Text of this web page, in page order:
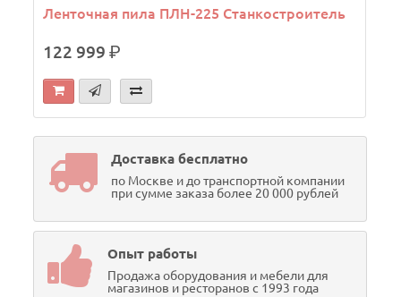
Ленточная пила ПЛН-225 Станкостроитель
122 999р.
Доставка бесплатно
по Москве и до транспортной компании
при сумме заказа более 20 000 рублей
Опыт работы
Продажа оборудования и мебели для
магазинов и ресторанов с 1993 года